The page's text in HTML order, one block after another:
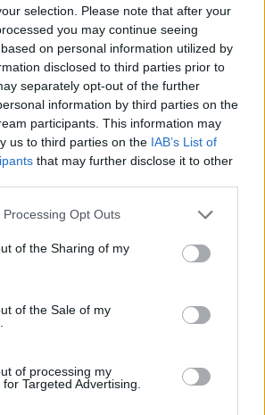
selection. Please note that after your
you may continue seeing
on personal information utilized by
disclosed to third parties prior to
separately opt-out of the further
information by third parties on the
participants. This information may
us to third parties on the IAB’s List of
that may further disclose it to other
website/app uses one or more Google
or usage behaviour. You may click to
to Google and its third-party tags to
specified purposes in below Google
Opt Outs
of the Sharing of my
of the Sale of my
of processing my
Targeted Advertising.